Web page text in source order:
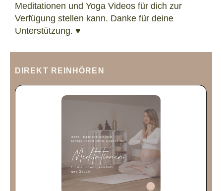
Meditationen und Yoga Videos für dich zur
Verfügung stellen kann. Danke für deine
Unterstützung. ♥
DIREKT REINHÖREN